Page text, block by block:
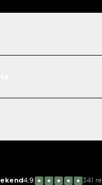
4.9 ★ ★ ★ ★ ★ 341